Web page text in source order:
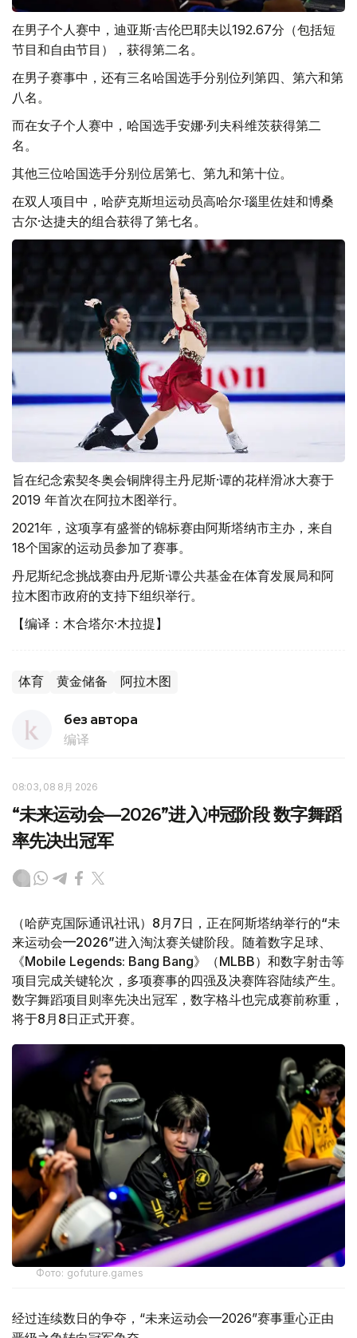
在男子个人赛中，迪亚斯·吉伦巴耶夫以192.67分（包括短
节目和自由节目），获得第二名。
在男子赛事中，还有三名哈国选手分别位列第四、第六和第
八名。
而在女子个人赛中，哈国选手安娜·列夫科维茨获得第二
名。
其他三位哈国选手分别位居第七、第九和第十位。
在双人项目中，哈萨克斯坦运动员高哈尔·瑙里佐娃和博桑
古尔·达捷夫的组合获得了第七名。
旨在纪念索契冬奥会铜牌得主丹尼斯·谭的花样滑冰大赛于
2019 年首次在阿拉木图举行。
2021年，这项享有盛誉的锦标赛由阿斯塔纳市主办，来自
18个国家的运动员参加了赛事。
丹尼斯纪念挑战赛由丹尼斯·谭公共基金在体育发展局和阿
拉木图市政府的支持下组织举行。
【编译：木合塔尔·木拉提】
体育 黄金储备 阿拉木图
без автора
编译
08:03, 08 8月 2026
“未来运动会—2026”进入冲冠阶段 数字舞蹈
率先决出冠军
（哈萨克国际通讯社讯）8月7日，正在阿斯塔纳举行的“未
来运动会—2026”进入淘汰赛关键阶段。随着数字足球、
《Mobile Legends: Bang Bang》（MLBB）和数字射击等
项目完成关键轮次，多项赛事的四强及决赛阵容陆续产生。
数字舞蹈项目则率先决出冠军，数字格斗也完成赛前称重，
将于8月8日正式开赛。
Фото: gofuture.games
经过连续数日的争夺，“未来运动会—2026”赛事重心正由